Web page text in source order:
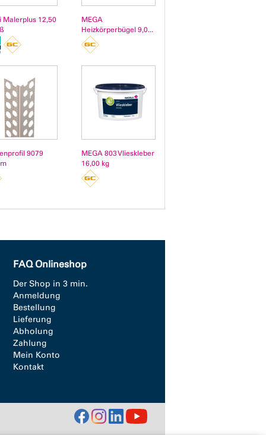
Malerplus 12,50
MEGA
Heizkörperbügel 9,0...
9079
MEGA 803 Vlieskleber
16,00 kg
FAQ Onlineshop
Der Shop in 3 min.
Anmeldung
Bestellung
Lieferung
Abholung
Zahlung
Mein Konto
Kontakt